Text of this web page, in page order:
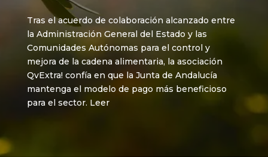
Tras el acuerdo de colaboración alcanzado entre
la Administración General del Estado y las
Comunidades Autónomas para el control y
mejora de la cadena alimentaria, la asociación
QvExtra! confía en que la Junta de Andalucía
mantenga el modelo de pago más beneficioso
para el sector. Leer